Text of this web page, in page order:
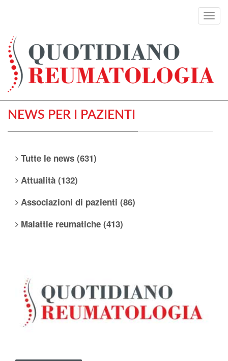
NEWS PER I PAZIENTI
Tutte le news (631)
Attualità (132)
Associazioni di pazienti (86)
Malattie reumatiche (413)